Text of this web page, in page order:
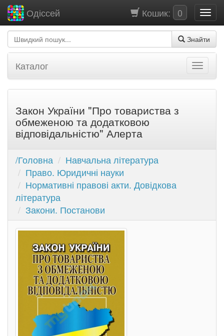
Кошик: 0
Одіссей
Знайти
Каталог
Закон України "Про товариства з
обмеженою та додатковою
відповідальністю" Алерта
/Головна
Навчальна література
Право. Юридичні науки
Нормативні правові акти. Довідкова
література
Закони. Постанови